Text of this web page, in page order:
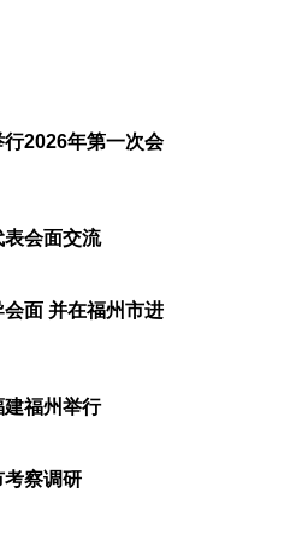
2026年第一次会
会面交流
面 并在福州市进
福州举行
察调研